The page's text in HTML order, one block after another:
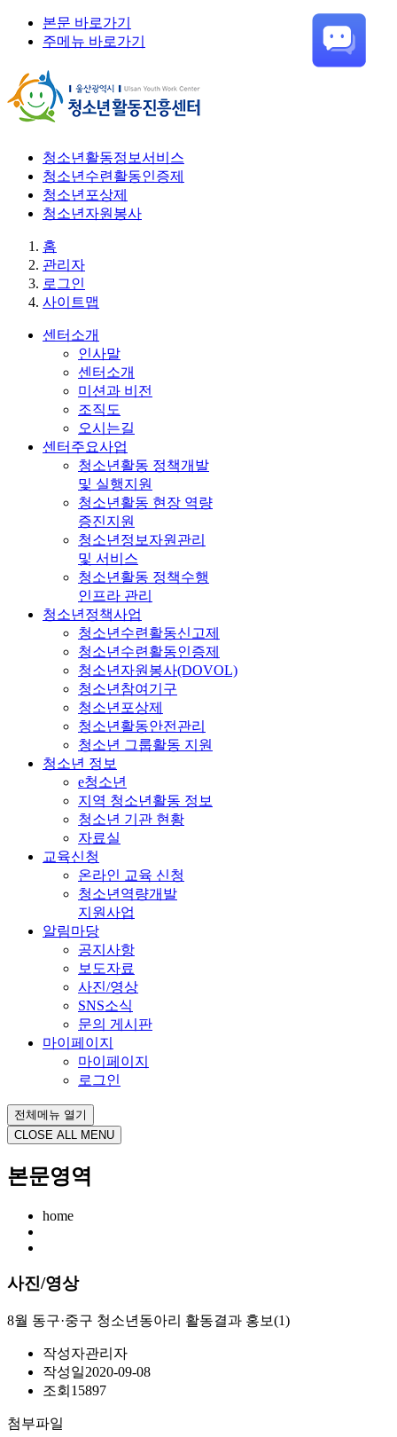
본문 바로가기
주메뉴 바로가기
청소년활동정보서비스
청소년수련활동인증제
청소년포상제
청소년자원봉사
홈
관리자
로그인
사이트맵
센터소개
인사말
센터소개
미션과 비전
조직도
오시는길
센터주요사업
청소년활동 정책개발
및 실행지원
청소년활동 현장 역량
증진지원
청소년정보자원관리
및 서비스
청소년활동 정책수행
인프라 관리
청소년정책사업
청소년수련활동신고제
청소년수련활동인증제
청소년자원봉사(DOVOL)
청소년참여기구
청소년포상제
청소년활동안전관리
청소년 그룹활동 지원
청소년 정보
e청소년
지역 청소년활동 정보
청소년 기관 현황
자료실
교육신청
온라인 교육 신청
청소년역량개발
지원사업
알림마당
공지사항
보도자료
사진/영상
SNS소식
문의 게시판
마이페이지
마이페이지
로그인
전체메뉴 열기
CLOSE ALL MENU
본문영역
home
사진/영상
8월 동구·중구 청소년동아리 활동결과 홍보(1)
작성자관리자
작성일2020-09-08
조회 15897
첨부파일